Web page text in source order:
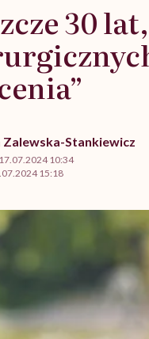
30
Zalewska-Stankiewicz
17.07.2024 10:34
15:18